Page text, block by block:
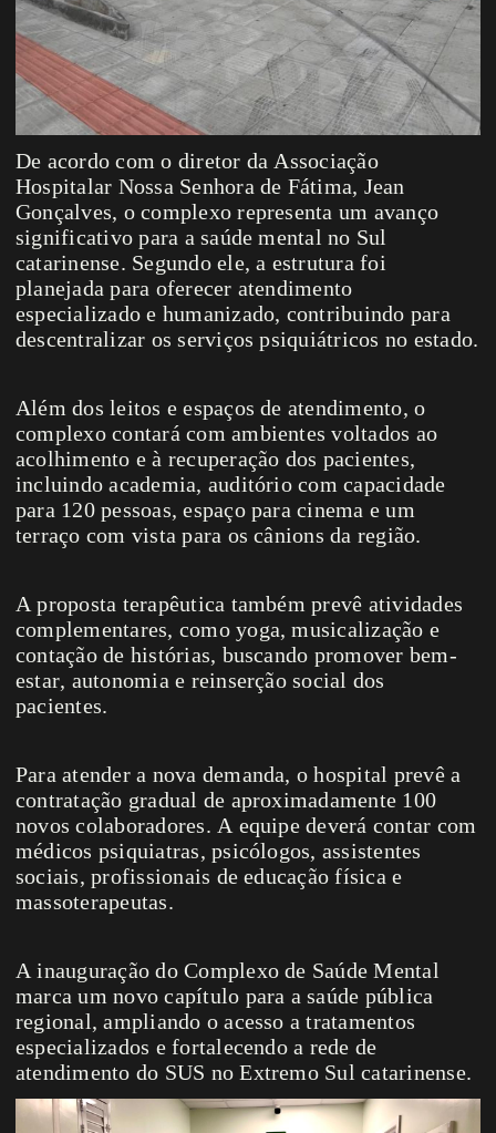
De acordo com o diretor da Associação
Hospitalar Nossa Senhora de Fátima, Jean
Gonçalves, o complexo representa um avanço
significativo para a saúde mental no Sul
catarinense. Segundo ele, a estrutura foi
planejada para oferecer atendimento
especializado e humanizado, contribuindo para
descentralizar os serviços psiquiátricos no estado.
Além dos leitos e espaços de atendimento, o
complexo contará com ambientes voltados ao
acolhimento e à recuperação dos pacientes,
incluindo academia, auditório com capacidade
para 120 pessoas, espaço para cinema e um
terraço com vista para os cânions da região.
A proposta terapêutica também prevê atividades
complementares, como yoga, musicalização e
contação de histórias, buscando promover bem-
estar, autonomia e reinserção social dos
pacientes.
Para atender a nova demanda, o hospital prevê a
contratação gradual de aproximadamente 100
novos colaboradores. A equipe deverá contar com
médicos psiquiatras, psicólogos, assistentes
sociais, profissionais de educação física e
massoterapeutas.
A inauguração do Complexo de Saúde Mental
marca um novo capítulo para a saúde pública
regional, ampliando o acesso a tratamentos
especializados e fortalecendo a rede de
atendimento do SUS no Extremo Sul catarinense.